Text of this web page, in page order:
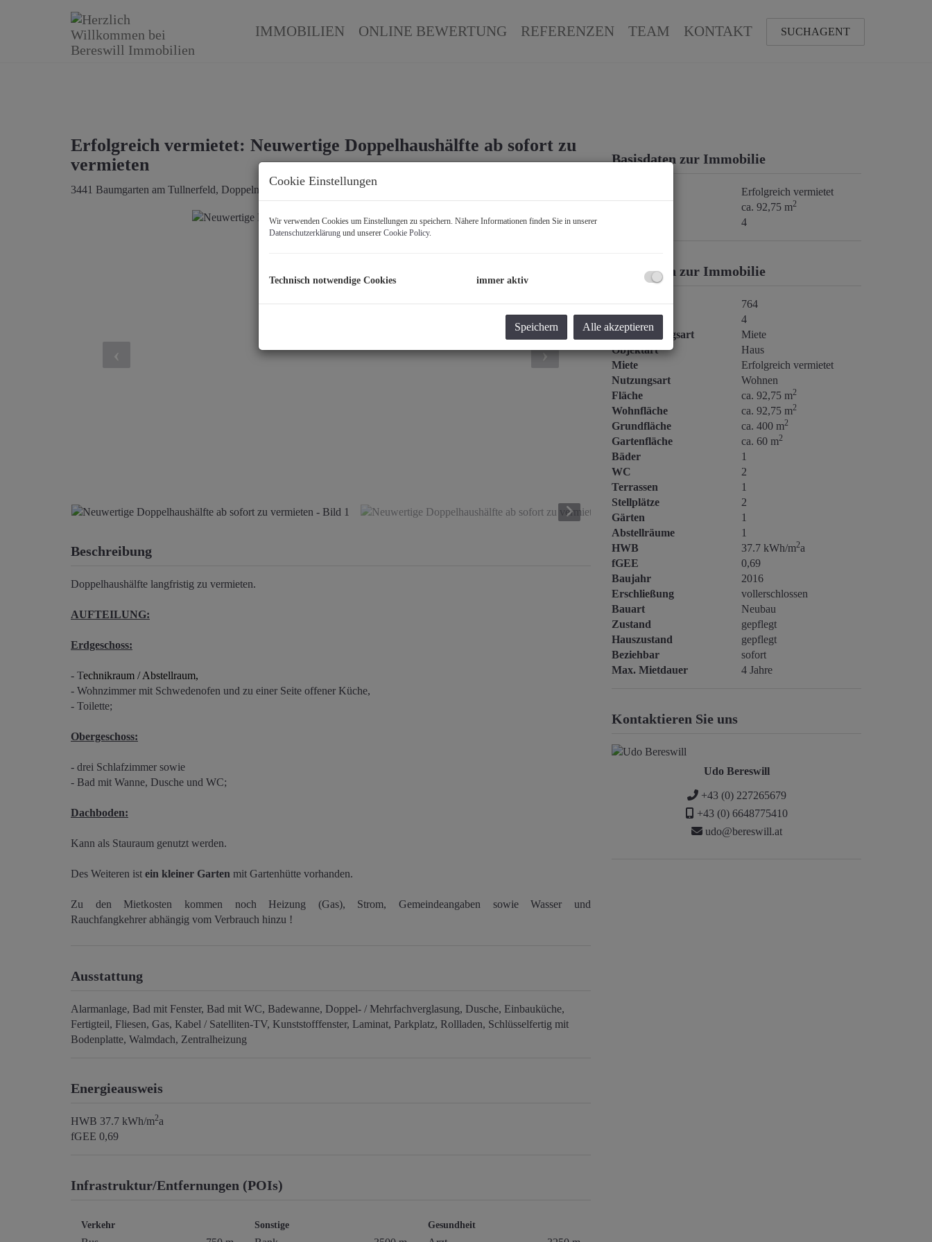
IMMOBILIEN ONLINE BEWERTUNG REFERENZEN TEAM KONTAKT SUCHAGENT
Erfolgreich vermietet: Neuwertige Doppelhaushälfte ab sofort zu
vermieten
3441 Baumgarten am Tullnerfeld, Doppelnstraße
Beschreibung
Doppelhaushälfte langfristig zu vermieten.
AUFTEILUNG:
Erdgeschoss:
- Technikraum / Abstellraum,
- Wohnzimmer mit Schwedenofen und zu einer Seite offener Küche,
- Toilette;
Obergeschoss:
- drei Schlafzimmer sowie
- Bad mit Wanne, Dusche und WC;
Dachboden:
Kann als Stauraum genutzt werden.
Des Weiteren ist ein kleiner Garten mit Gartenhütte vorhanden.
Zu den Mietkosten kommen noch Heizung (Gas), Strom, Gemeindeangaben sowie Wasser und
Rauchfangkehrer abhängig vom Verbrauch hinzu !
Ausstattung
Alarmanlage Bad mit Fenster Bad mit WC Badewanne Doppel- / Mehrfachverglasung Dusche Einbauküche
Fertigteil Fliesen Gas Kabel / Satelliten-TV Kunststofffenster Laminat Parkplatz Rollladen Schlüsselfertig mit
Bodenplatte Walmdach Zentralheizung
Energieausweis
HWB 37.7 kWh/m2a
fGEE 0,69
Infrastruktur/Entfernungen (POIs)
Verkehr Sonstige Gesundheit
Basisdaten zur Immobilie
Erfolgreich vermietet
ca. 92,75 m2
4
Basisdaten zur Immobilie
Objektnr.
764
4
Vermarktungsart
Miete
Objektart
Haus
Miete
Erfolgreich vermietet
Nutzungsart
Wohnen
Fläche
ca. 92,75 m2
Wohnfläche ca. 92,75 m2
Grundfläche ca. 400 m2
Gartenfläche ca. 60 m2
Bäder
1
WC
2
Terrassen
1
Stellplätze
2
Gärten
1
Abstellräume
1
HWB
37.7 kWh/m2a
fGEE
0,69
Baujahr
2016
Erschließung
vollerschlossen
Bauart
Neubau
Zustand
gepflegt
Hauszustand
gepflegt
Beziehbar
sofort
Max. Mietdauer
4 Jahre
Kontaktieren Sie uns
Udo Bereswill
+43 (0) 227265679
+43 (0) 6648775410
udo@bereswill.at
Cookie Einstellungen
Wir verwenden Cookies um Einstellungen zu speichern. Nähere Informationen finden Sie in unserer
Datenschutzerklärung und unserer Cookie Policy.
Technisch notwendige Cookies immer aktiv
Speichern Alle akzeptieren